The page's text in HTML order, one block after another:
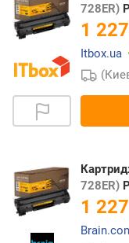
728ER)
1 227
Itbox.ua
728ER)
1 227